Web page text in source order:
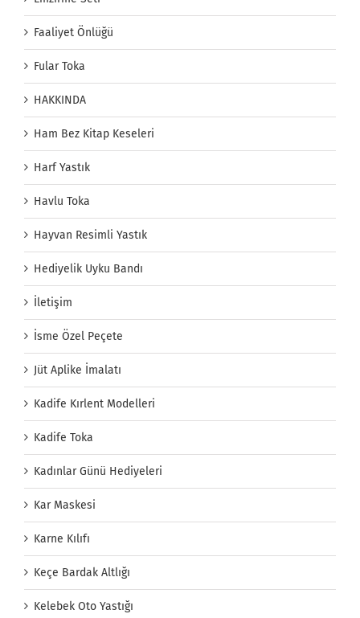
Faaliyet Önlüğü
Fular Toka
HAKKINDA
Ham Bez Kitap Keseleri
Harf Yastık
Havlu Toka
Hayvan Resimli Yastık
Hediyelik Uyku Bandı
İletişim
İsme Özel Peçete
Jüt Aplike İmalatı
Kadife Kırlent Modelleri
Kadife Toka
Kadınlar Günü Hediyeleri
Kar Maskesi
Karne Kılıfı
Keçe Bardak Altlığı
Kelebek Oto Yastığı